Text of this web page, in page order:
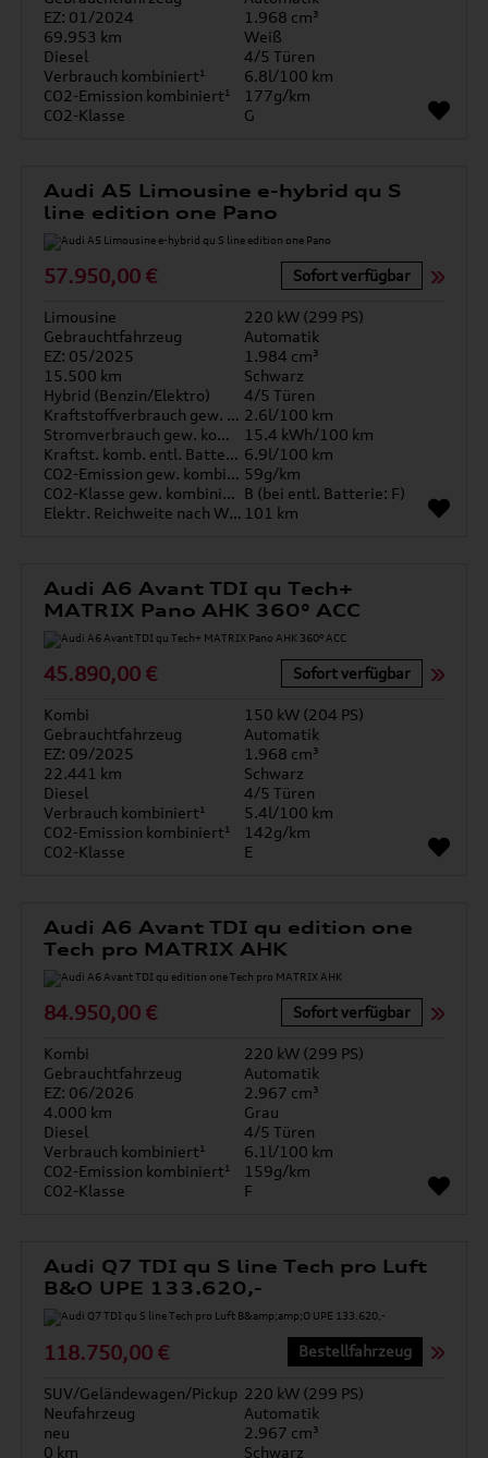
EZ: 01/2024
1.968 cm³
69.953 km
Weiß
Diesel
4/5 Türen
Verbrauch kombiniert¹
6.8l/100 km
CO2-Emission kombiniert¹
177g/km
CO2-Klasse
G
Audi A5 Limousine e-hybrid qu S
line edition one Pano
57.950,00 € Sofort verfügbar
Limousine
220 kW (299 PS)
Gebrauchtfahrzeug
Automatik
EZ: 05/2025
1.984 cm³
15.500 km
Schwarz
Hybrid (Benzin/Elektro)
4/5 Türen
Kraftstoffverbrauch gew. kombiniert 2.6l/100 km
Stromverbrauch gew. kombiniert
15.4 kWh/100 km
Kraftst. komb. entl. Batterie 6.9l/100 km
CO2-Emission gew. kombiniert 59g/km
CO2-Klasse gew. kombiniert B (bei entl. Batterie: F)
Elektr. Reichweite nach WLTP* 101 km
Audi A6 Avant TDI qu Tech+
MATRIX Pano AHK 360° ACC
45.890,00 € Sofort verfügbar
Kombi
150 kW (204 PS)
Gebrauchtfahrzeug
Automatik
EZ: 09/2025
1.968 cm³
22.441 km
Schwarz
Diesel
4/5 Türen
Verbrauch kombiniert¹
5.4l/100 km
CO2-Emission kombiniert¹
142g/km
CO2-Klasse
E
Audi A6 Avant TDI qu edition one
Tech pro MATRIX AHK
84.950,00 € Sofort verfügbar
Kombi
220 kW (299 PS)
Gebrauchtfahrzeug
Automatik
EZ: 06/2026
2.967 cm³
4.000 km
Grau
Diesel
4/5 Türen
Verbrauch kombiniert¹
6.1l/100 km
CO2-Emission kombiniert¹
159g/km
CO2-Klasse
F
Audi Q7 TDI qu S line Tech pro Luft
B&O UPE 133.620,-
118.750,00 € Bestellfahrzeug
SUV/Geländewagen/Pickup 220 kW (299 PS)
Neufahrzeug
Automatik
neu
2.967 cm³
0 km
Schwarz